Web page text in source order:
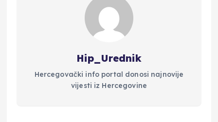
Hip_Urednik
Hercegovački info portal donosi najnovije
vijesti iz Hercegovine